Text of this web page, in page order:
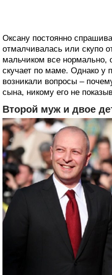
Оксану постоянно
отмалчивалась или скупо
мальчиком все нормально,
скучает по маме. Однако у
возникали вопросы –
сына, никому его не
Второй муж и двое